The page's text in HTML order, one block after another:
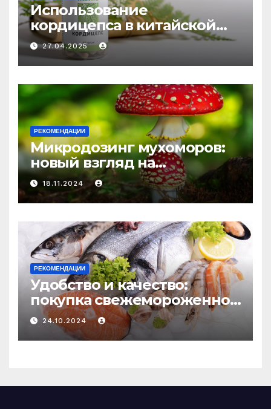
Использование
кордицепса в китайской
медицине: природное
средство против усталости
и истощения
27.04.2025
РЕКОМЕНДАЦИИ
Микродозинг мухоморов:
новый взгляд на
психоделику
18.11.2024
РЕКОМЕНДАЦИИ
Удобство и качество:
покупка свежемороженной
рыбы онлайн
24.10.2024